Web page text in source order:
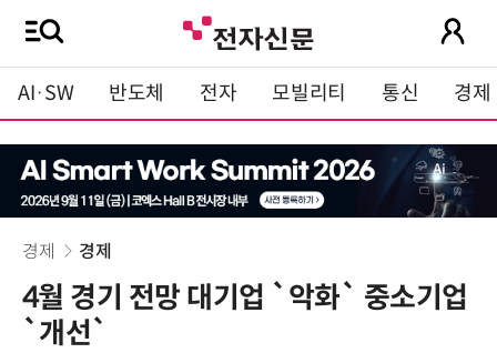
AI·SW 반도체 전자 모빌리티 통신 경제
경제 경제
4월 경기 전망 대기업 `악화` 중소기업
`개선`